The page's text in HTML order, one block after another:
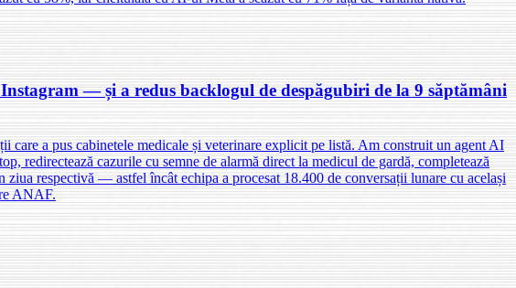
— și a redus backlogul de despăgubiri de la 9 săptămâni
a pus cabinetele medicale și veterinare explicit pe listă. Am construit un agent AI
redirectează cazurile cu semne de alarmă direct la medicul de gardă, completează
respectivă — astfel încât echipa a procesat 18.400 de conversații lunare cu același
ANAF.